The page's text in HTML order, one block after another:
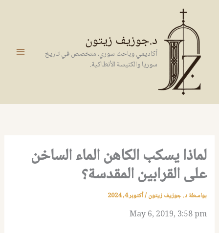
المحتوى
د.جوزيف زيتون
أكاديمي وباحث سوري، متخصص في تاريخ
سوريا والكنيسة الأنطاكية.
لماذا يسكب الكاهن الماء الساخن
على القرابين المقدسة؟
بواسطةد. جوزيف زيتون/أكتوبر 4, 2024
May 6, 2019, 3:58 pm